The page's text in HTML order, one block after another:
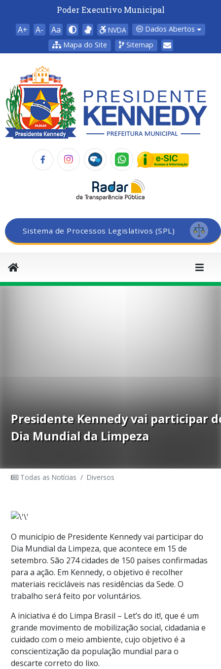
Poder Executivo Municipal
A+ A- Aa NVDA
Dados Abertos
Mapa do Site
Sitemap
Sistema de Processos Legislativos (SPL)
Presidente Kennedy vai participar
Dia Mundial da Limpeza
Todas as Notícias / Diversos
O município de Presidente Kennedy vai participar do
Dia Mundial da Limpeza, que acontece em 15 de
setembro. São 274 cidades de 150 países confirmadas
para a ação. Em Kennedy, o objetivo é recolher
materiais recicláveis nas residências da Sede. O
trabalho será feito por voluntários.
A iniciativa é do Limpa Brasil – Let’s do it!, que é um
grande movimento de mobilização social, cidadania e
cuidado com o meio ambiente, cujo objetivo é a
conscientização da população mundial para o
descarte correto do lixo.